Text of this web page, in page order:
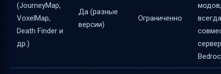
(JourneyMap,
VoxelMap,
Death Finder и
др.)
Да (разные
версии)
Ограниченно
всегда